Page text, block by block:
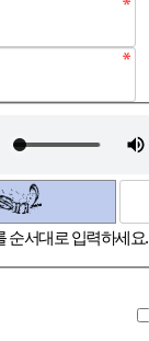
순서대로 입력하세요.